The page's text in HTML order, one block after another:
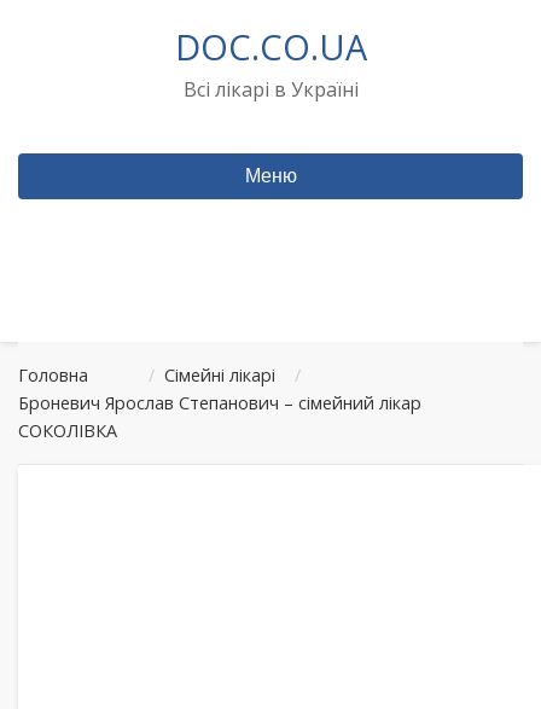
DOC.CO.UA
Всі лікарі в Україні
Меню
Головна / Сімейні лікарі
/
Броневич Ярослав Степанович – сімейний лікар
СОКОЛІВКА